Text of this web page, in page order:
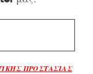
ΠΡΟΣΤΑΣΙΑΣ